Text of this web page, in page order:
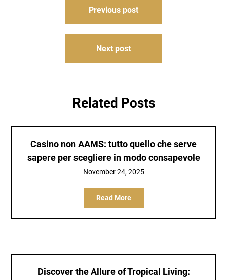
Previous post
Next post
Related Posts
Casino non AAMS: tutto quello che serve
sapere per scegliere in modo consapevole
November 24, 2025
Read More
Discover the Allure of Tropical Living: